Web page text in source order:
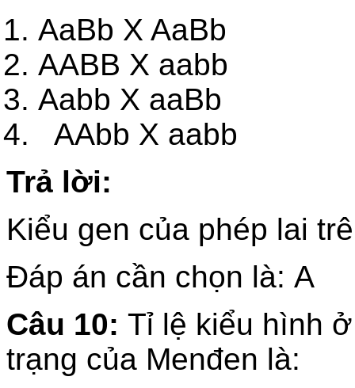
AaBb X AaBb
AABB X aabb
Aabb X aaBb
AAbb X aabb
Trả lời:
Kiểu gen của phép lai
Đáp án cần chọn là: A
Câu 10: Tỉ lệ kiểu hình
trạng của Menđen là: